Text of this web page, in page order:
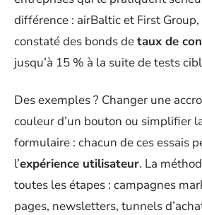
différence : airBaltic et First
constaté des bonds detaux de
jusqu’à 15 % à la suite de tests
Des exemples ? Changer une
couleur d’un bouton ou simplifier
formulaire : chacun de ces essais
l’expérience utilisateur. La
toutes les étapes : campagnes
pages, newsletters, tunnels